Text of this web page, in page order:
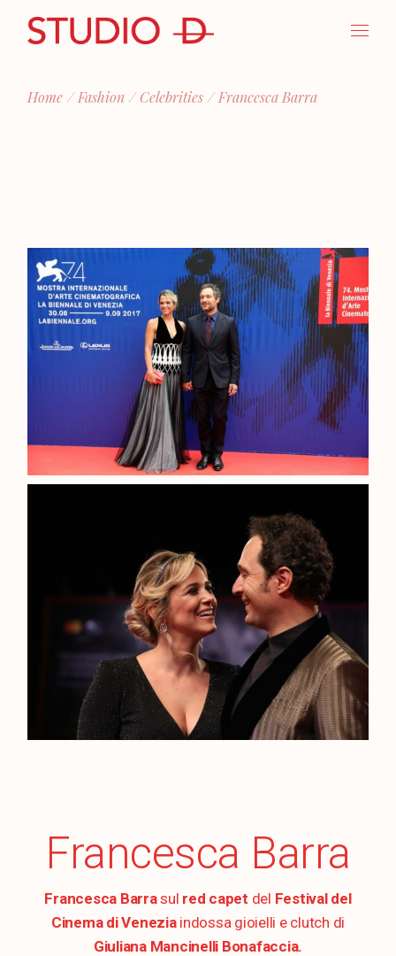
Home Fashion Celebrities Francesca Barra
Francesca Barra
Francesca Barrasul red capet del Festival del
Cinema di Veneziaindossa gioielli e clutch di
Giuliana Mancinelli Bonafaccia.